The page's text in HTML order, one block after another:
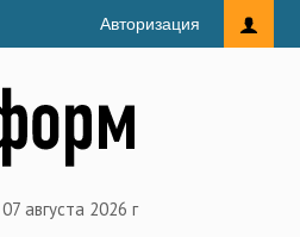
Авторизация
августа 2026 г